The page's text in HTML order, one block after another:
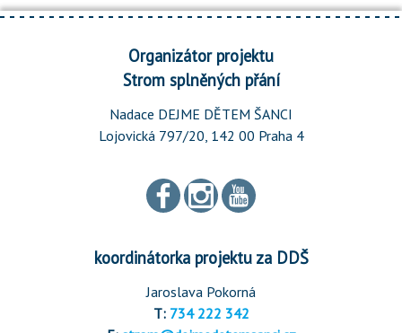
Organizátor projektu
Strom splněných přání
Nadace DEJME DĚTEM ŠANCI
Lojovická 797/20, 142 00 Praha 4
koordinátorka projektu za DDŠ
Jaroslava Pokorná
T: 734 222 342